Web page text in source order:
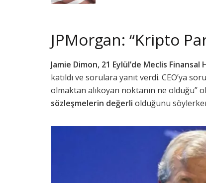
JPMorgan: “Kripto
Jamie Dimon, 21 Eylül’de Meclis
katıldı ve sorulara yanıt verdi. CEO’ya
olmaktan alıkoyan noktanın ne olduğu”
sözleşmelerin değerli olduğunu